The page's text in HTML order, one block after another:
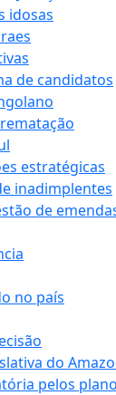
idosas
de candidatos
estratégicas
inadimplentes
de
no país
do
pelos